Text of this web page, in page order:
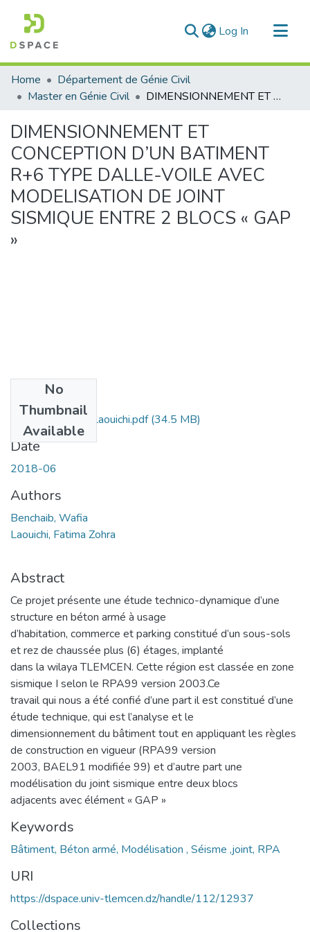
Log In (current)
Communities & Collections
All of DSpace
Home
Département de Génie Civil
Master en Génie Civil
DIMENSIONNEMENT ET CONCEPTION D’UN BATIMENT R+6 TYPE DALLE-VOILE AVEC MODELISATION DE JOINT SISMIQUE ENTRE 2 BLOCS « GAP »
DIMENSIONNEMENT ET
CONCEPTION D’UN BATIMENT
R+6 TYPE DALLE-VOILE AVEC
MODELISATION DE JOINT
SISMIQUE ENTRE 2 BLOCS « GAP
»
No
Thumbnail
Available
Ms.Gc.Benchaib+Laouichi.pdf(34.5 MB)
Date
2018-06
Authors
Benchaib, Wafia
Laouichi, Fatima Zohra
Abstract
Ce projet présente une étude technico-dynamique d’une
structure en béton armé à usage
d’habitation, commerce et parking constitué d’un sous-sols
et rez de chaussée plus (6) étages, implanté
dans la wilaya TLEMCEN. Cette région est classée en zone
sismique I selon le RPA99 version 2003.Ce
travail qui nous a été confié d’une part il est constitué d’une
étude technique, qui est l’analyse et le
dimensionnement du bâtiment tout en appliquant les règles
de construction en vigueur (RPA99 version
2003, BAEL91 modifiée 99) et d’autre part une
modélisation du joint sismique entre deux blocs
adjacents avec élément « GAP »
Keywords
Bâtiment, Béton armé, Modélisation , Séisme ,joint, RPA
URI
https://dspace.univ-tlemcen.dz/handle/112/12937
Collections